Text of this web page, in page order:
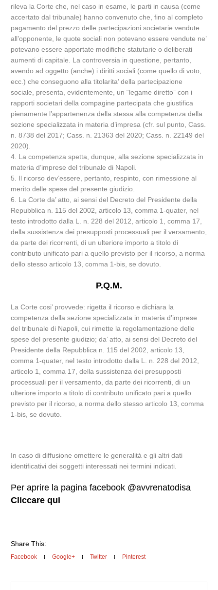
rileva la Corte che, nel caso in esame, le parti in causa (come
accertato dal tribunale) hanno convenuto che, fino al completo
pagamento del prezzo delle partecipazioni societarie vendute
all’opponente, le quote sociali non potevano essere vendute ne’
potevano essere apportate modifiche statutarie o deliberati
aumenti di capitale. La controversia in questione, pertanto,
avendo ad oggetto (anche) i diritti sociali (come quello di voto,
ecc.) che conseguono alla titolarita’ della partecipazione
sociale, presenta, evidentemente, un “legame diretto” con i
rapporti societari della compagine partecipata che giustifica
pienamente l’appartenenza della stessa alla competenza della
sezione specializzata in materia d’impresa (cfr. sul punto, Cass.
n. 8738 del 2017; Cass. n. 21363 del 2020; Cass. n. 22149 del
2020).
4. La competenza spetta, dunque, alla sezione specializzata in
materia d’imprese del tribunale di Napoli.
5. Il ricorso dev’essere, pertanto, respinto, con rimessione al
merito delle spese del presente giudizio.
6. La Corte da’ atto, ai sensi del Decreto del Presidente della
Repubblica n. 115 del 2002, articolo 13, comma 1-quater, nel
testo introdotto dalla L. n. 228 del 2012, articolo 1, comma 17,
della sussistenza dei presupposti processuali per il versamento,
da parte dei ricorrenti, di un ulteriore importo a titolo di
contributo unificato pari a quello previsto per il ricorso, a norma
dello stesso articolo 13, comma 1-bis, se dovuto.
P.Q.M.
La Corte cosi’ provvede: rigetta il ricorso e dichiara la
competenza della sezione specializzata in materia d’imprese
del tribunale di Napoli, cui rimette la regolamentazione delle
spese del presente giudizio; da’ atto, ai sensi del Decreto del
Presidente della Repubblica n. 115 del 2002, articolo 13,
comma 1-quater, nel testo introdotto dalla L. n. 228 del 2012,
articolo 1, comma 17, della sussistenza dei presupposti
processuali per il versamento, da parte dei ricorrenti, di un
ulteriore importo a titolo di contributo unificato pari a quello
previsto per il ricorso, a norma dello stesso articolo 13, comma
1-bis, se dovuto.
In caso di diffusione omettere le generalità e gli altri dati
identificativi dei soggetti interessati nei termini indicati.
Per aprire la pagina facebook @avvrenatodisa
Cliccare qui
Share This:
Facebook Google+ Twitter Pinterest